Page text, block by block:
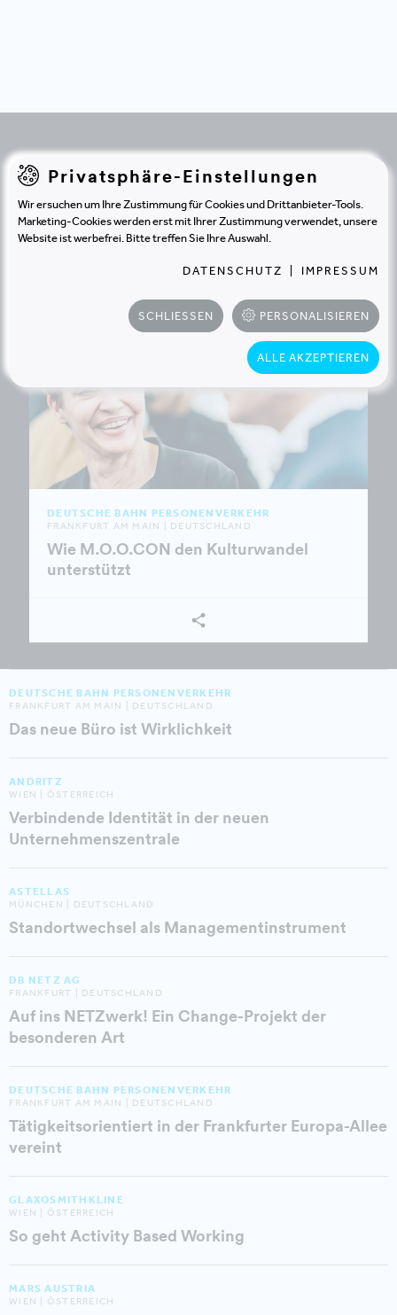
Projekte, die Alexandra
Wattie bisher für zufriedene
Kunden umgesetzt hat.
DEUTSCHE BAHN PERSONENVERKEHR
FRANKFURT AM MAIN | DEUTSCHLAND
Wie M.O.O.CON den Kulturwandel
unterstützt
DEUTSCHE BAHN PERSONENVERKEHR
FRANKFURT AM MAIN | DEUTSCHLAND
Das neue Büro ist Wirklichkeit
ANDRITZ
WIEN | ÖSTERREICH
Verbindende Identität in der neuen
Unternehmenszentrale
ASTELLAS
MÜNCHEN | DEUTSCHLAND
Standortwechsel als Managementinstrument
DB NETZ AG
FRANKFURT | DEUTSCHLAND
Auf ins NETZwerk! Ein Change-Projekt der
besonderen Art
DEUTSCHE BAHN PERSONENVERKEHR
FRANKFURT AM MAIN | DEUTSCHLAND
Tätigkeitsorientiert in der Frankfurter Europa-Allee
vereint
GLAXOSMITHKLINE
WIEN | ÖSTERREICH
So geht Activity Based Working
MARS AUSTRIA
WIEN | ÖSTERREICH
Privatsphäre-Einstellungen
Wir ersuchen um Ihre Zustimmung für Cookies und Drittanbieter-Tools.
Marketing-Cookies werden erst mit Ihrer Zustimmung verwendet, unsere
Website ist werbefrei. Bitte treffen Sie Ihre Auswahl.
DATENSCHUTZ IMPRESSUM
SCHLIESSEN PERSONALISIEREN
ALLE AKZEPTIEREN